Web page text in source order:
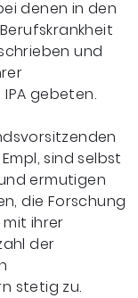
denen in den
und
gebeten.
sind selbst
ermutigen
die Forschung
ihrer
der
stetig zu.